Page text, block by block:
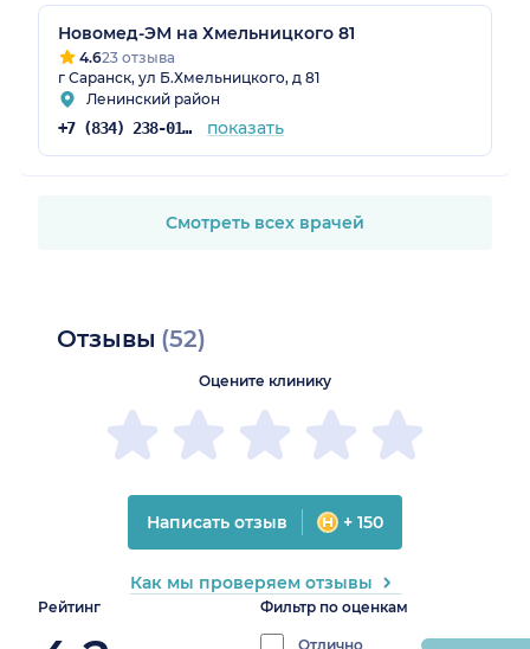
Новомед-ЭМ на Хмельницкого 81
4.623 отзыва
г Саранск, ул Б.Хмельницкого, д 81
Ленинский район
+7 (834) 238-01-01 показать
Смотреть всех врачей
Отзывы (52)
Рейтинг Фильтр по оценкам
Отлично
Оцените клинику
Написать отзыв + 150
Как мы проверяем отзывы